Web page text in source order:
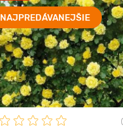
NAJPREDÁVANEJŠIE